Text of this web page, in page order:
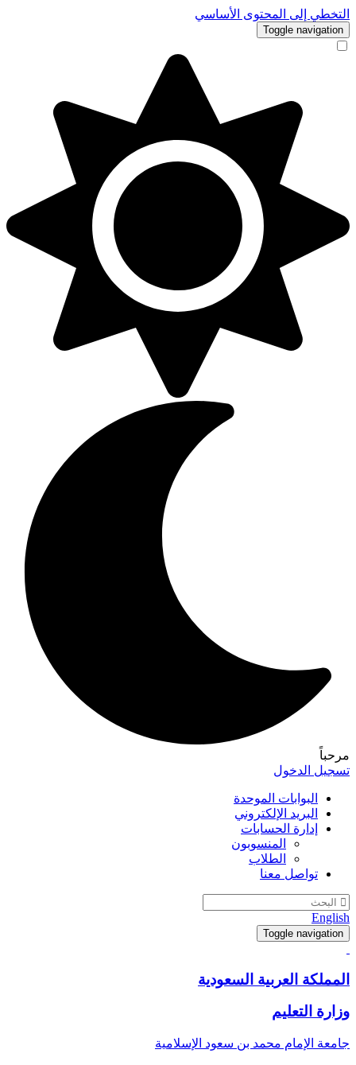
التخطي إلى المحتوى الأساسي
Toggle navigation
مرحباً
تسجيل الدخول
البوابات الموحدة
البريد الإلكتروني
إدارة الحسابات
المنسوبون
الطلاب
تواصل معنا
English
Toggle navigation
المملكة العربية السعودية
وزارة التعليم
جامعة الإمام محمد بن سعود الإسلامية